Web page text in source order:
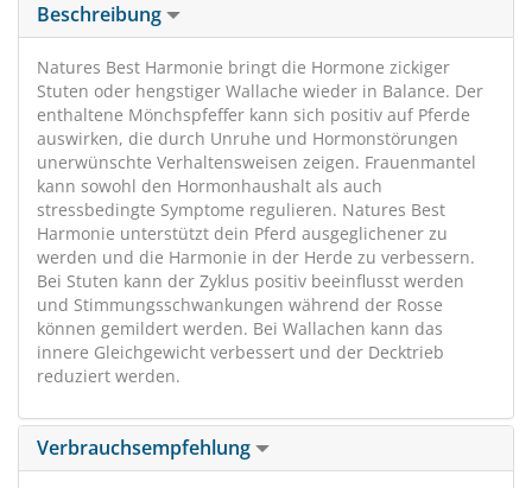
Beschreibung
Natures Best Harmonie bringt die Hormone zickiger
Stuten oder hengstiger Wallache wieder in Balance. Der
enthaltene Mönchspfeffer kann sich positiv auf Pferde
auswirken, die durch Unruhe und Hormonstörungen
unerwünschte Verhaltensweisen zeigen. Frauenmantel
kann sowohl den Hormonhaushalt als auch
stressbedingte Symptome regulieren. Natures Best
Harmonie unterstützt dein Pferd ausgeglichener zu
werden und die Harmonie in der Herde zu verbessern.
Bei Stuten kann der Zyklus positiv beeinflusst werden
und Stimmungsschwankungen während der Rosse
können gemildert werden. Bei Wallachen kann das
innere Gleichgewicht verbessert und der Decktrieb
reduziert werden.
Verbrauchsempfehlung